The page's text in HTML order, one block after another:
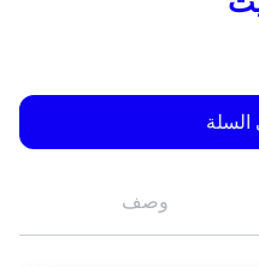
السلة
وصف